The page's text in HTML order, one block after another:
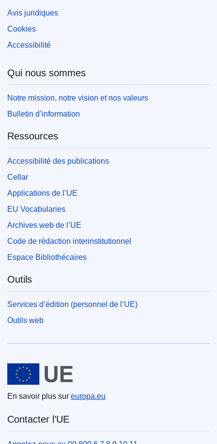
Avis juridiques
Cookies
Accessibilité
Qui nous sommes
Notre mission, notre vision et nos valeurs
Bulletin d’information
Ressources
Accessibilité des publications
Cellar
Applications de l’UE
EU Vocabularies
Archives web de l’UE
Code de rédaction interinstitutionnel
Espace Bibliothécaires
Outils
Services d’édition (personnel de l’UE)
Outils web
Union européenne
En savoir plus sur europa.eu
Contacter l’UE